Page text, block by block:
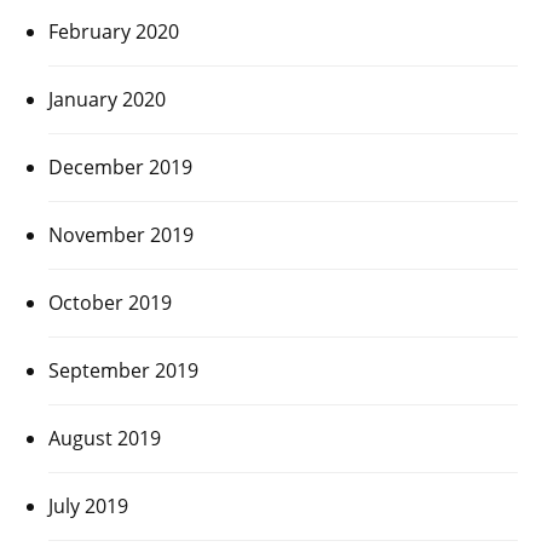
February 2020
January 2020
December 2019
November 2019
October 2019
September 2019
August 2019
July 2019